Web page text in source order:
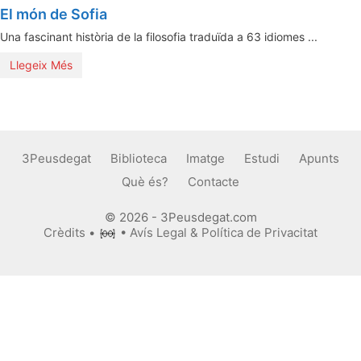
El món de Sofia
Una fascinant història de la filosofia traduïda a 63 idiomes ...
Llegeix Més
3Peusdegat Biblioteca Imatge Estudi
Apunts
Què és?
Contacte
© 2026 - 3Peusdegat.com
Crèdits • •Avís Legal & Política de Privacitat